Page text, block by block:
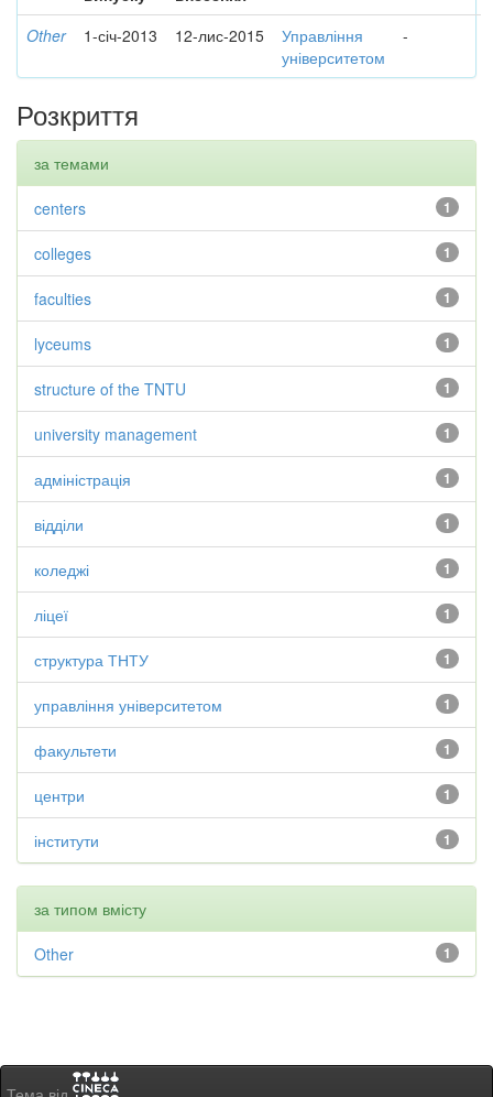
Other 1-січ-2013 12-лис-2015
Управління
університетом
-
Розкриття
за темами
1
centers
1
colleges
1
faculties
1
lyceums
1
structure of the TNTU
1
university management
1
адміністрація
1
відділи
1
коледжі
1
ліцеї
1
структура ТНТУ
1
управління університетом
1
факультети
1
центри
1
інститути
за типом вмісту
1
Other